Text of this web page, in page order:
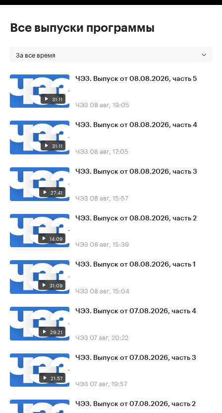
Все выпуски программы
За все время
31:11
ЧЭЗ. Выпуск от 08.08.2026, часть 5
ЧЭЗ 08 авг, 19:05
31:11
ЧЭЗ. Выпуск от 08.08.2026, часть 4
ЧЭЗ 08 авг, 17:05
27:41
ЧЭЗ. Выпуск от 08.08.2026, часть 3
ЧЭЗ 08 авг, 15:57
14:09
ЧЭЗ. Выпуск от 08.08.2026, часть 2
ЧЭЗ 08 авг, 15:39
31:09
ЧЭЗ. Выпуск от 08.08.2026, часть 1
ЧЭЗ 08 авг, 15:04
29:21
ЧЭЗ. Выпуск от 07.08.2026, часть 4
ЧЭЗ 07 авг, 20:22
21:57
ЧЭЗ. Выпуск от 07.08.2026, часть 3
ЧЭЗ 07 авг, 19:57
ЧЭЗ. Выпуск от 07.08.2026, часть 2